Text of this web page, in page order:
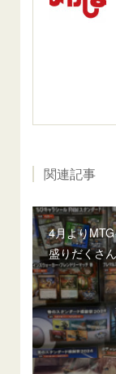
関連記事
4月より
盛りだくさん